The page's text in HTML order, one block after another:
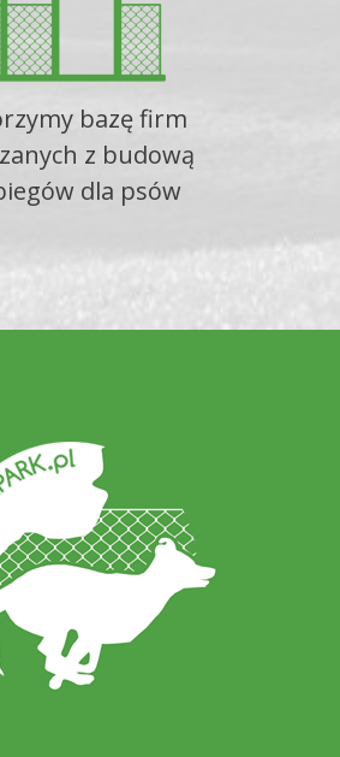
bazę firm
z budową
dla psów